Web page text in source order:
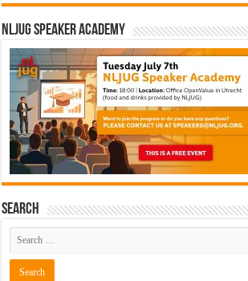
NLJUG Speaker Academy
Search